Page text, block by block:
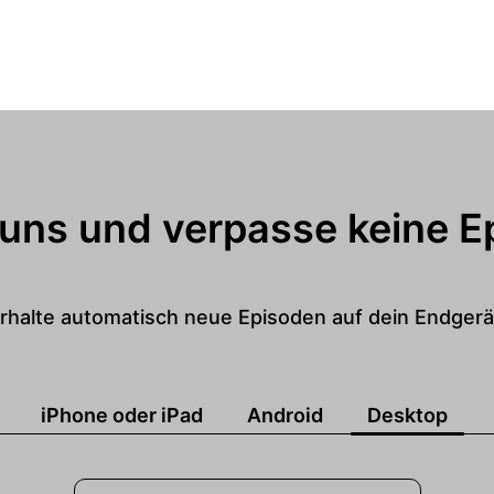
und verpasse keine
automatisch neue Episoden auf dein
iPhone oder iPad Android Desktop